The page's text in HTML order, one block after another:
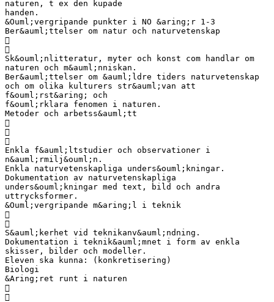
naturen, t ex den kupade
handen.
&Ouml;vergripande punkter i NO &aring;r 1-3
Ber&auml;ttelser om natur och naturvetenskap


Sk&ouml;nlitteratur, myter och konst com handlar om
naturen och m&auml;nniskan.
Ber&auml;ttelser om &auml;ldre tiders naturvetenskap
och om olika kulturers str&auml;van att
f&ouml;rst&aring; och
f&ouml;rklara fenomen i naturen.
Metoder och arbetss&auml;tt



Enkla f&auml;ltstudier och observationer i
n&auml;rmilj&ouml;n.
Enkla naturvetenskapliga unders&ouml;kningar.
Dokumentation av naturvetenskapliga
unders&ouml;kningar med text, bild och andra
uttrycksformer.
&Ouml;vergripande m&aring;l i teknik


S&auml;kerhet vid teknikanv&auml;ndning.
Dokumentation i teknik&auml;mnet i form av enkla
skisser, bilder och modeller.
Eleven ska kunna: (konkretisering)
Biologi
&Aring;ret runt i naturen

